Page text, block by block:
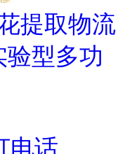
提取物流
型多功
电话